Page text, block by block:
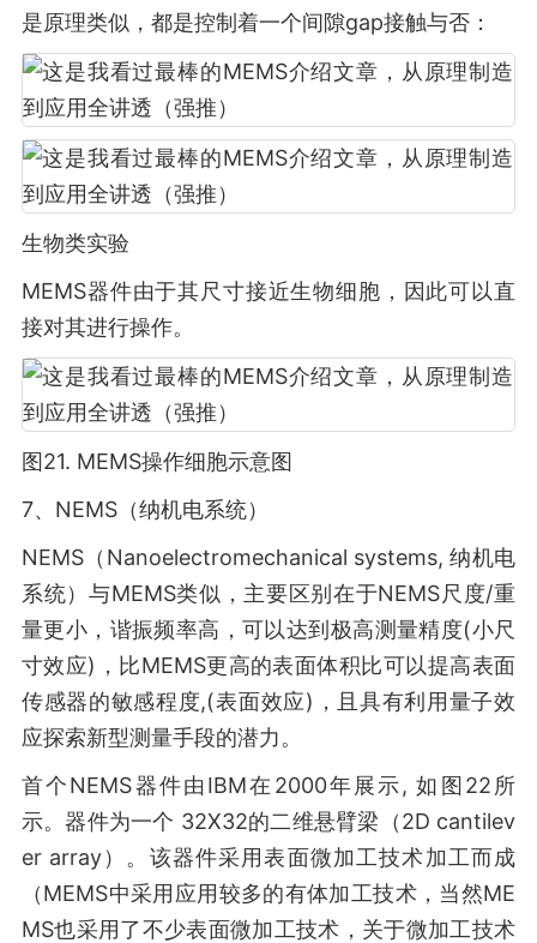
是原理类似，都是控制着一个间隙gap接触与否：
生物类实验
MEMS器件由于其尺寸接近生物细胞，因此可以直
接对其进行操作。
图21. MEMS操作细胞示意图
7、NEMS（纳机电系统）
NEMS（Nanoelectromechanical systems, 纳机电
系统）与MEMS类似，主要区别在于NEMS尺度/重
量更小，谐振频率高，可以达到极高测量精度(小尺
寸效应)，比MEMS更高的表面体积比可以提高表面
传感器的敏感程度,(表面效应)，且具有利用量子效
应探索新型测量手段的潜力。
首个NEMS器件由IBM在2000年展示, 如图22所
示。器件为一个 32X32的二维悬臂梁（2D cantilev
er array）。该器件采用表面微加工技术加工而成
（MEMS中采用应用较多的有体加工技术，当然ME
MS也采用了不少表面微加工技术，关于微加工技术